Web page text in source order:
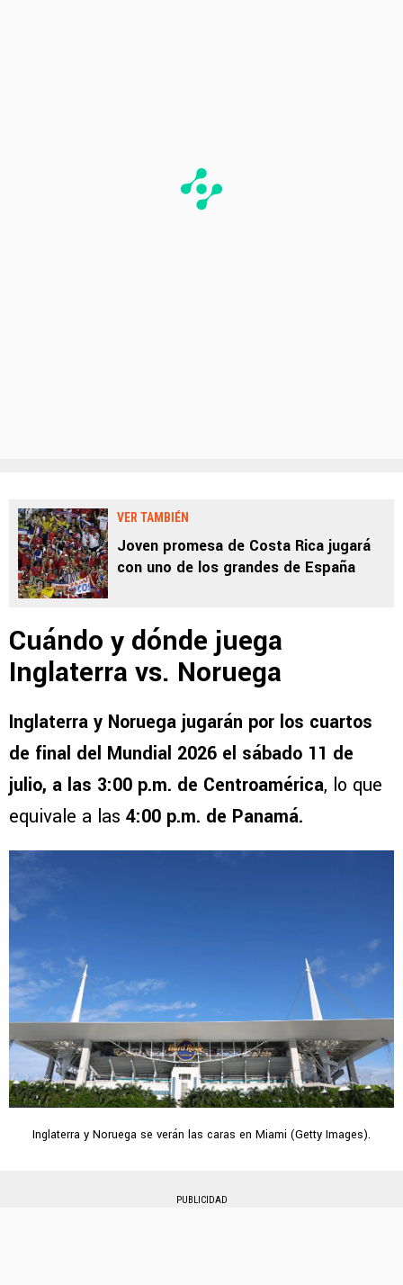
VER TAMBIÉN
Joven promesa de Costa Rica jugará
con uno de los grandes de España
Cuándo y dónde juega
Inglaterra vs. Noruega
Inglaterra y Noruega jugarán por los cuartos
de final del Mundial 2026 el sábado 11 de
julio, a las 3:00 p.m. de Centroamérica, lo que
equivale a las 4:00 p.m. de Panamá.
Inglaterra y Noruega se verán las caras en Miami (Getty Images).
PUBLICIDAD